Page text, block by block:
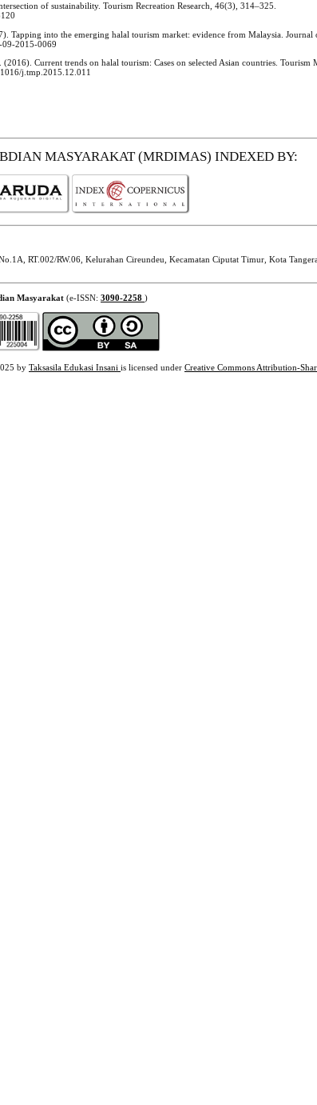
of sustainability. Tourism Recreation Research, 46(3), 314–325.
Tapping into the emerging halal tourism market: evidence from Malaysia. Journal
2015-0069
Current trends on halal tourism: Cases on selected Asian countries. Tourism
j.tmp.2015.12.011
MASYARAKAT (MRDIMAS) INDEXED BY:
RT.002/RW.06, Kelurahan Cireundeu, Kecamatan Ciputat Timur, Kota
Masyarakat (e-ISSN: 3090-2258 )
by Taksasila Edukasi Insani is licensed under Creative Commons Attribution-